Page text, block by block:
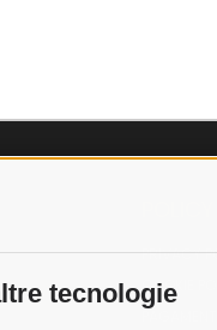
tecnologie
PRIVACY
COOKIE